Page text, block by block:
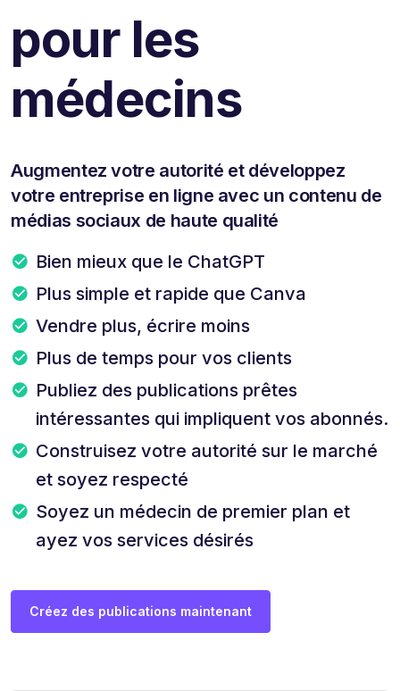
pour les
médecins
Augmentez votre autorité et développez
votre entreprise en ligne avec un contenu de
médias sociaux de haute qualité
Bien mieux que le ChatGPT
Plus simple et rapide que Canva
Vendre plus, écrire moins
Plus de temps pour vos clients
Publiez des publications prêtes
intéressantes qui impliquent vos abonnés.
Construisez votre autorité sur le marché
et soyez respecté
Soyez un médecin de premier plan et
ayez vos services désirés
Créez des publications maintenant